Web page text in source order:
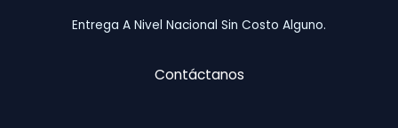
Entrega A Nivel Nacional Sin Costo Alguno.
Contáctanos